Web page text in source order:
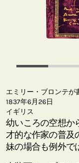
エミリー・ブロンテが
1837年6月26日
イギリス
幼いころの空想か
才的な作家の普及
妹の場合も例外で